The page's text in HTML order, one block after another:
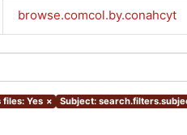
browse.comcol.by.conahcyt
files: Yes × Subject: